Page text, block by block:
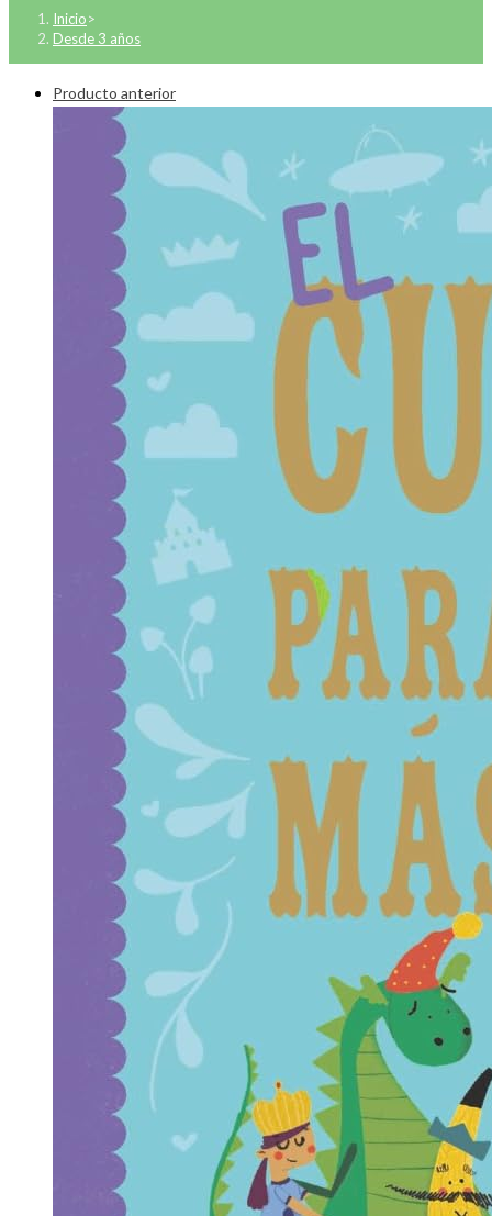
Inicio>
Desde 3 años
Producto anterior